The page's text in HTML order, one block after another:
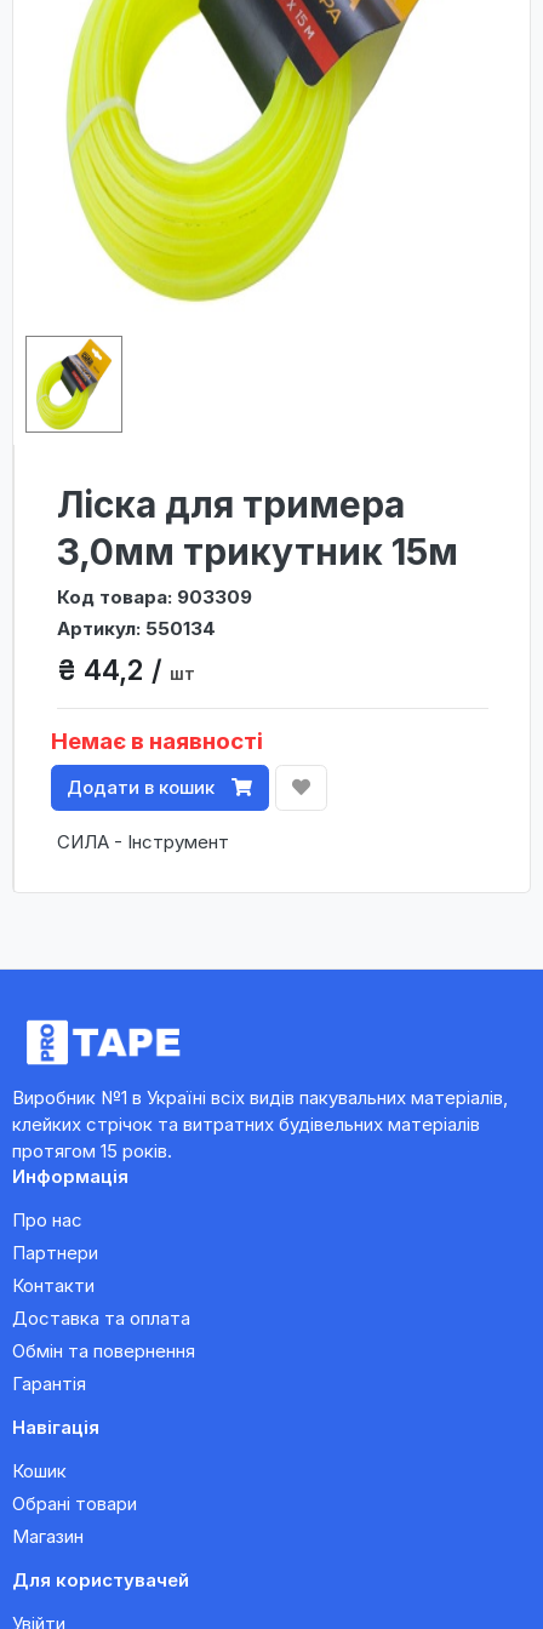
Ліска для тримера
3,0мм трикутник 15м
Код товара: 903309
Артикул: 550134
₴ 44,2 / шт
Немає в наявності
Додати в кошик
СИЛА - Інструмент
Виробник №1 в Україні всіх видів пакувальних матеріалів,
клейких стрічок та витратних будівельних матеріалів
протягом 15 років.
Информація
Про нас
Партнери
Контакти
Доставка та оплата
Обмін та повернення
Гарантія
Навігація
Кошик
Обрані товари
Магазин
Для користувачей
Увійти